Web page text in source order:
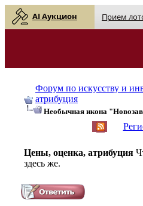
AI Аукцион Прием
Форум по искусству и
атрибуция
Необычная икона
Цены, оценка, атрибуция
здесь же.